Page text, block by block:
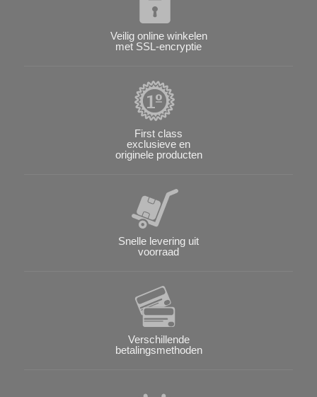
Veilig online winkelen
met SSL-encryptie
First class
exclusieve en
originele producten
Snelle levering uit
voorraad
Verschillende
betalingsmethoden